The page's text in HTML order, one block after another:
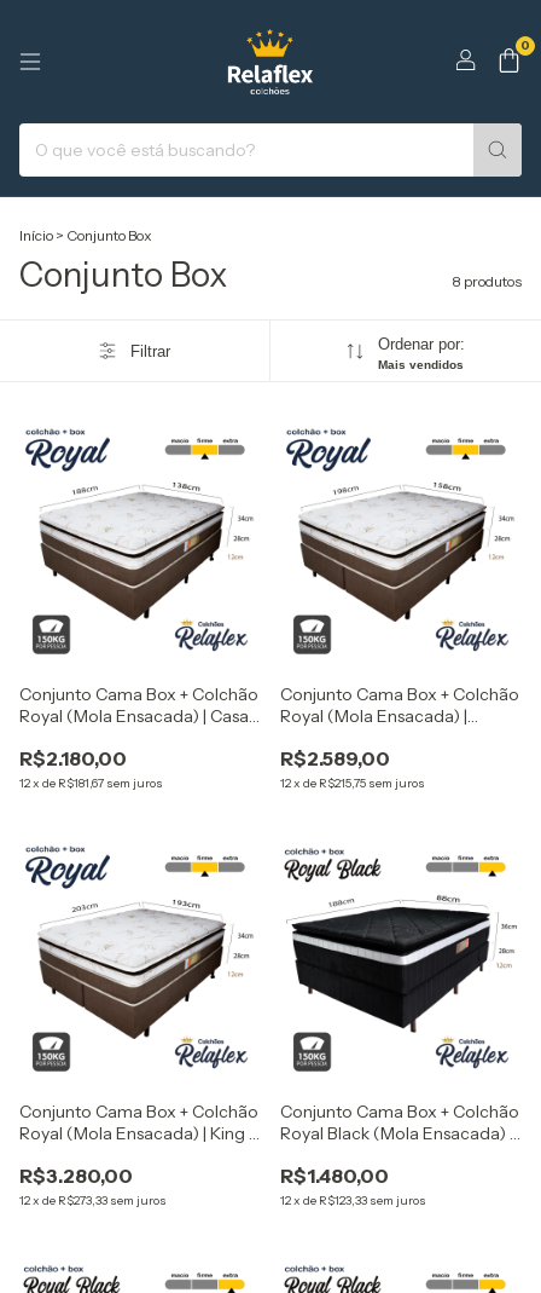
0
Início > Conjunto Box
Conjunto Box 8 produtos
Filtrar Ordenar por:
Mais vendidos
Conjunto Cama Box + Colchão
Royal (Mola Ensacada) | Casal
R$2.180,00
12x de R$181,67 sem juros
Conjunto Cama Box + Colchão
Royal (Mola Ensacada) |
R$2.589,00
12x de R$215,75 sem juros
Conjunto Cama Box + Colchão
Royal (Mola Ensacada) | King -
R$3.280,00
12x de R$273,33 sem juros
Conjunto Cama Box + Colchão
Royal Black (Mola Ensacada) |
R$1.480,00
12x de R$123,33 sem juros